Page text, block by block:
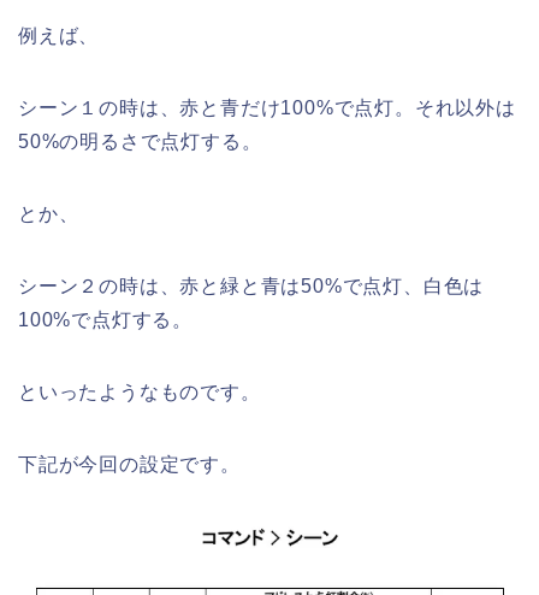
例えば、
シーン１の時は、赤と青だけ100%で点灯。それ以外は
50%の明るさで点灯する。
とか、
シーン２の時は、赤と緑と青は50%で点灯、白色は
100%で点灯する。
といったようなものです。
下記が今回の設定です。